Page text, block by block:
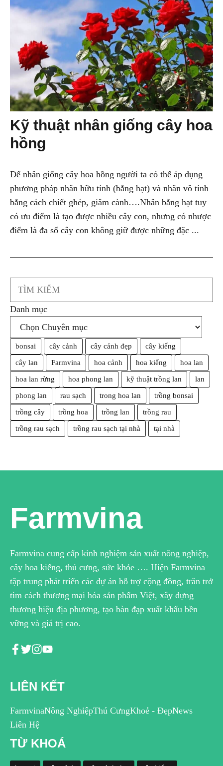
Kỹ thuật nhân giống cây hoa
hồng
Để nhân giống cây hoa hồng người ta có thể áp dụng
phương pháp nhân hữu tính (bằng hạt) và nhân vô tính
bằng cách chiết ghép, giâm cành….Nhân bằng hạt tuy
có ưu điểm là tạo được nhiều cây con, nhưng có nhược
điểm là đa số cây con không giữ được những đặc ...
Search
Danh mục
bonsai cây cảnh cây cảnh đẹp cây kiểng
cây lan Farmvina hoa cảnh hoa kiểng hoa lan
hoa lan rừng hoa phong lan kỹ thuật trồng lan lan
phong lan rau sạch trong hoa lan trồng bonsai
trồng cây trồng hoa trồng lan trồng rau
trồng rau sạch trồng rau sạch tại nhà tại nhà
Farmvina
Farmvina cung cấp kinh nghiệm sản xuất nông nghiệp,
cây hoa kiểng, thú cưng, sức khỏe …. Hiện Farmvina
tập trung phát triển các dự án hỗ trợ cộng đồng, trăn trở
tìm cách thương mại hóa sản phẩm Việt, xây dựng
thương hiệu địa phương, tạo bàn đạp xuất khẩu bền
vững và giá trị cao.
LIÊN KẾT
FarmvinaNông NghiệpThú CưngKhoẻ - ĐẹpNews
Liên Hệ
TỪ KHOÁ